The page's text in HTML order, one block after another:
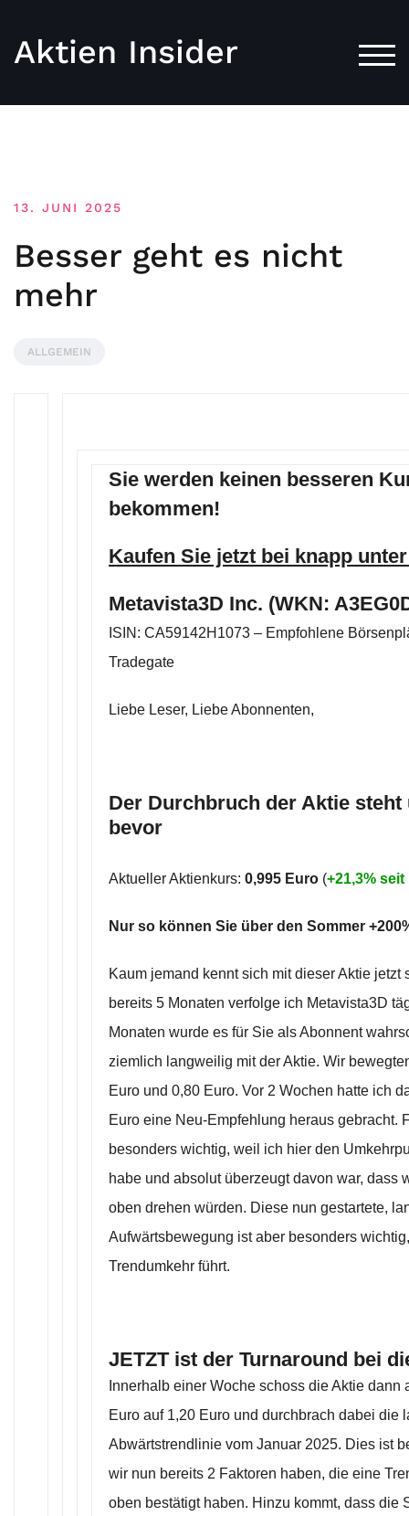
Aktien Insider
13. JUNI 2025
Besser geht es nicht
mehr
ALLGEMEIN
Sie werden keinen besseren
bekommen!
Kaufen Sie jetzt bei knapp
Metavista3D Inc. (WKN:
ISIN: CA59142H1073 – Empfohlene
Tradegate
Liebe Leser, Liebe Abonnenten,
Der Durchbruch der Aktie
bevor
Aktueller Aktienkurs: 0,995 Euro (+21,3%
Nur so können Sie über den Sommer
Kaum jemand kennt sich mit dieser Aktie jetzt
bereits 5 Monaten verfolge ich Metavista3D
Monaten wurde es für Sie als Abonnent
ziemlich langweilig mit der Aktie. Wir
Euro und 0,80 Euro. Vor 2 Wochen hatte ich
Euro eine Neu-Empfehlung heraus gebracht.
besonders wichtig, weil ich hier den
habe und absolut überzeugt davon war, dass
oben drehen würden. Diese nun gestartete,
Aufwärtsbewegung ist aber besonders
Trendumkehr führt.
JETZT ist der Turnaround bei
Innerhalb einer Woche schoss die Aktie dann
Euro auf 1,20 Euro und durchbrach dabei die
Abwärtstrendlinie vom Januar 2025. Dies ist
wir nun bereits 2 Faktoren haben, die eine
oben bestätigt haben. Hinzu kommt, dass die